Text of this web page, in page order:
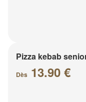
Pizza kebab
Dès 13.90 €